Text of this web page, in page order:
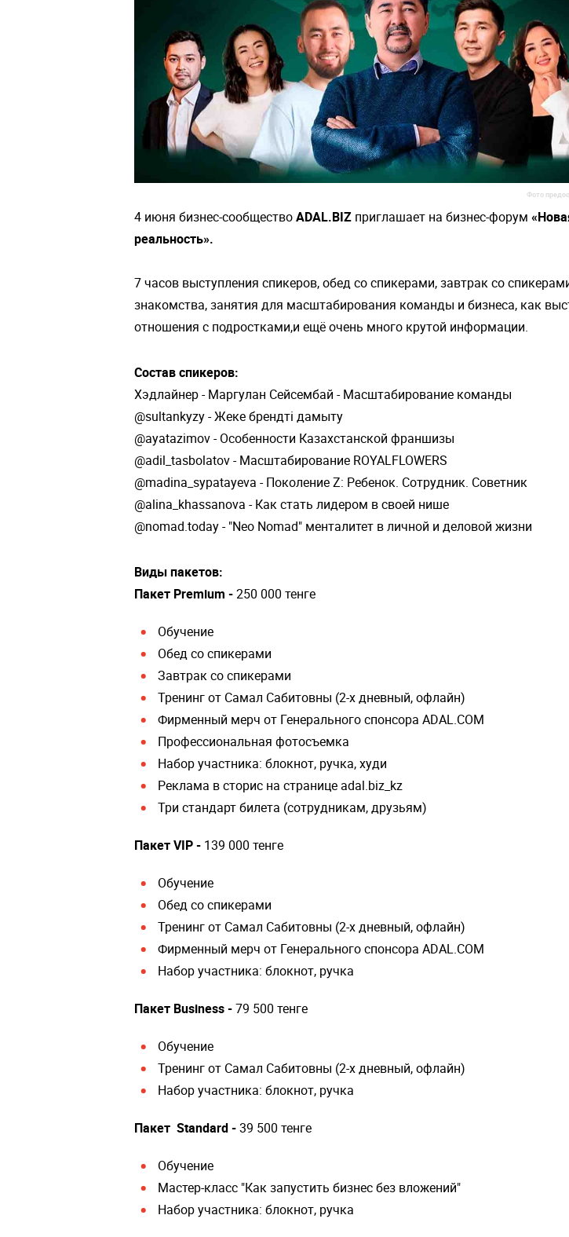
Фото
4 июня бизнес-сообществоADAL.BIZ приглашает на бизнес-форум
реальность».
7 часов выступления спикеров, обед со спикерами, завтрак со
знакомства, занятия для масштабирования команды и бизнеса, как
отношения с подростками,и ещё очень много крутой информации.
Состав спикеров:
Хэдлайнер - Маргулан Сейсембай - Масштабирование команды
@sultankyzy - Жеке брендті дамыту
@ayatazimov - Особенности Казахстанской франшизы
@adil_tasbolatov - Масштабирование ROYALFLOWERS
@madina_sypatayeva - Поколение Z: Ребенок. Сотрудник. Советник
@alina_khassanova - Как стать лидером в своей нише
@nomad.today - "Neo Nomad" менталитет в личной и деловой жизни
Виды пакетов:
Пакет Premium -250 000 тенге
Обучение
Обед со спикерами
Завтрак со спикерами
Тренинг от Самал Сабитовны (2-х дневный, офлайн)
Фирменный мерч от Генерального спонсора ADAL.COM
Профессиональная фотосъемка
Набор участника: блокнот, ручка, худи
Реклама в сторис на странице adal.biz_kz
Три стандарт билета (сотрудникам, друзьям)
Пакет VIP - 139 000 тенге
Обучение
Обед со спикерами
Тренинг от Самал Сабитовны (2-х дневный, офлайн)
Фирменный мерч от Генерального спонсора ADAL.COM
Набор участника: блокнот, ручка
Пакет Business -79 500 тенге
Обучение
Тренинг от Самал Сабитовны (2-х дневный, офлайн)
Набор участника: блокнот, ручка
Пакет Standard -39 500 тенге
Обучение
Мастер-класс "Как запустить бизнес без вложений"
Набор участника: блокнот, ручка